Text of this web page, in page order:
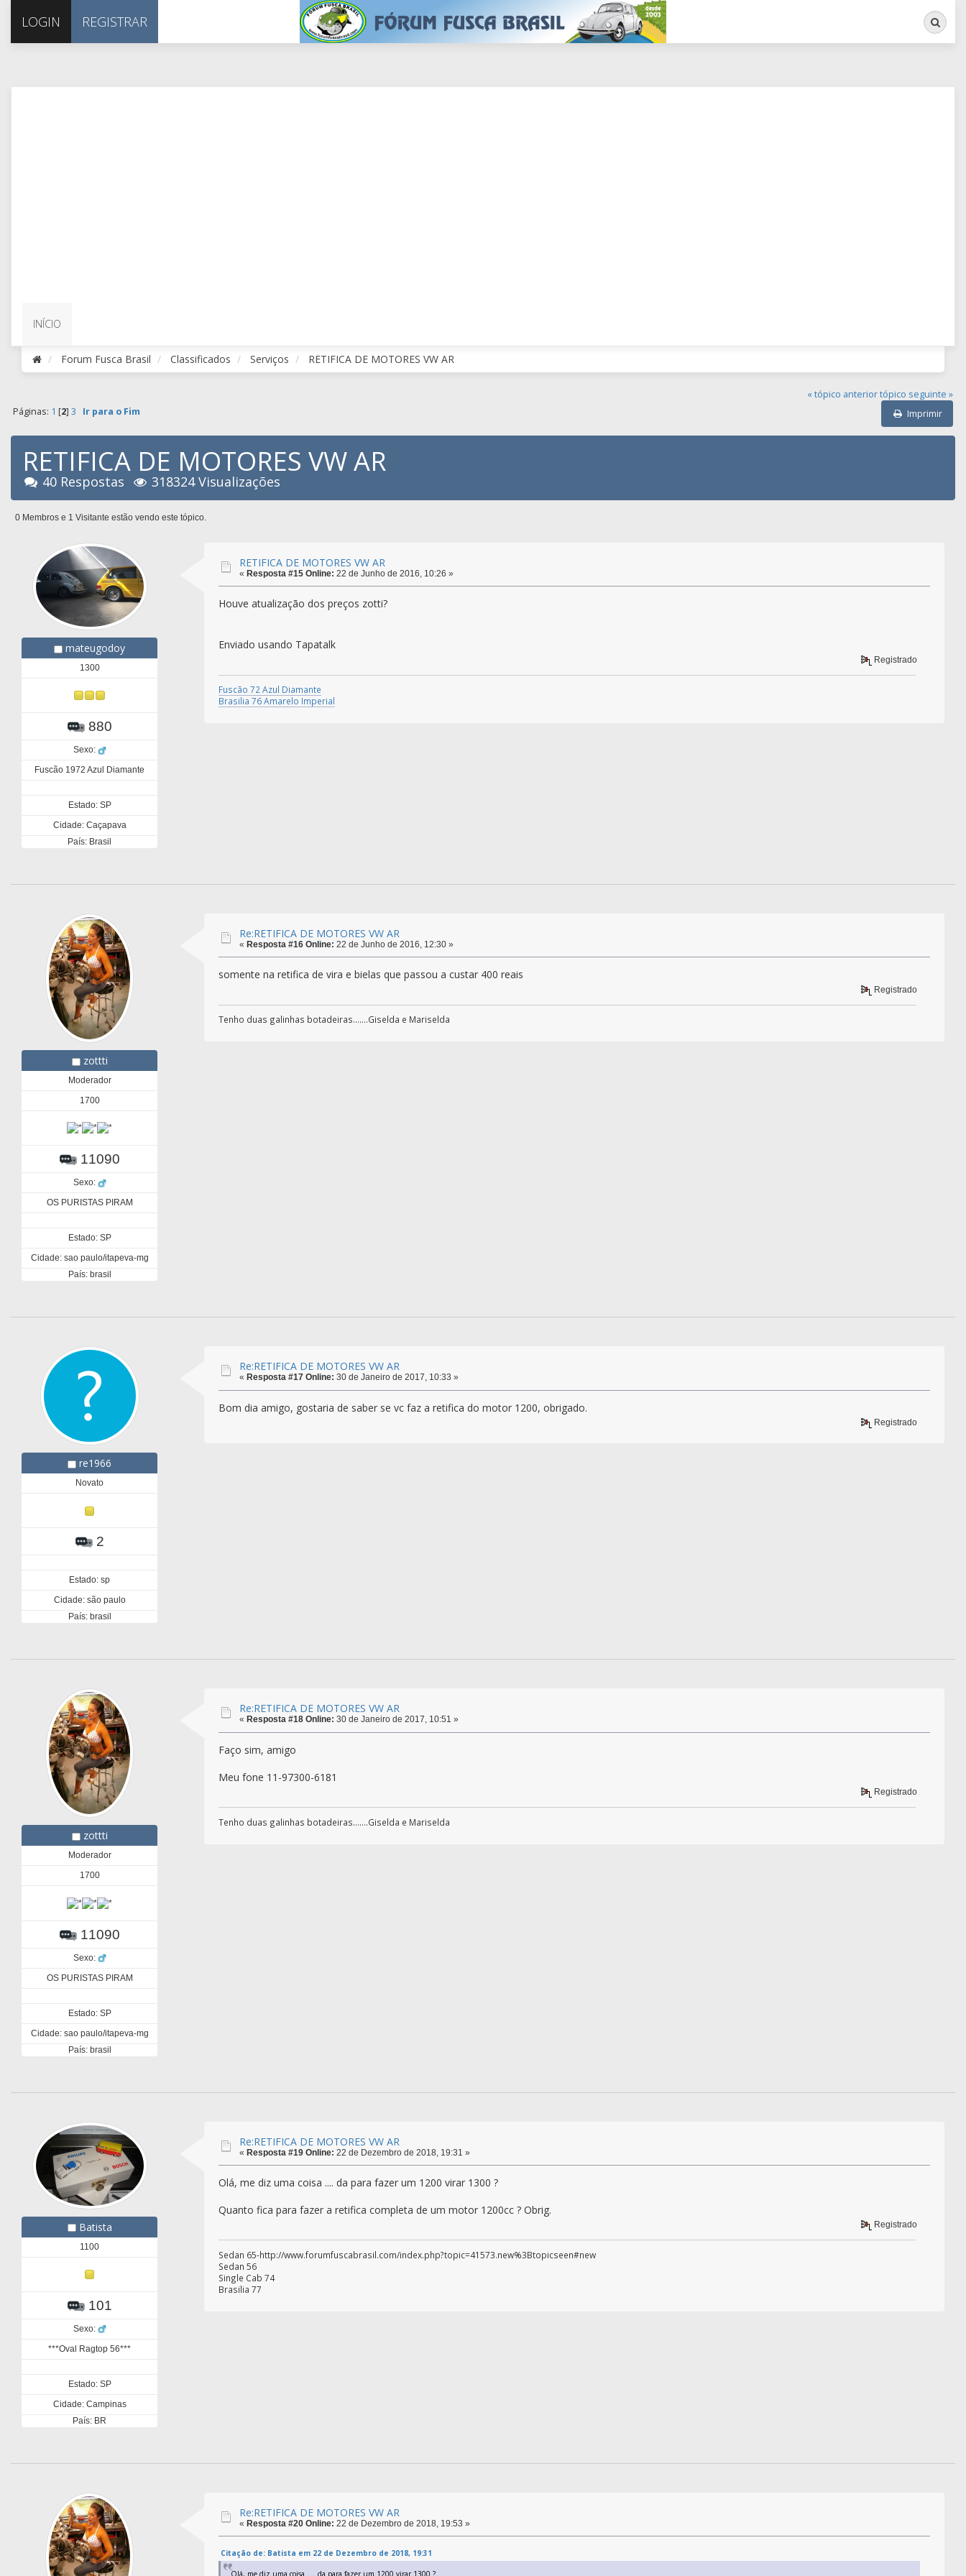
LOGIN REGISTRAR Busca
INÍCIO
Forum Fusca Brasil Classificados Serviços RETIFICA DE MOTORES VW AR
« tópico anterior tópico seguinte »
Imprimir
Páginas: 1 [2] 3 Ir para o Fim
RETIFICA DE MOTORES VW AR
40 Respostas 318324 Visualizações
0 Membros e 1 Visitante estão vendo este tópico.
mateugodoy
1300
880
Sexo:
Fuscão 1972 Azul Diamante
Estado: SP
Cidade: Caçapava
País: Brasil
RETIFICA DE MOTORES VW AR
« Resposta #15 Online: 22 de Junho de 2016, 10:26 »
Houve atualização dos preços zotti?
Enviado usando Tapatalk
Registrado
Fuscão 72 Azul Diamante
Brasilia 76 Amarelo Imperial
zottti
Moderador
1700
11090
Sexo:
OS PURISTAS PIRAM
Estado: SP
Cidade: sao paulo/itapeva-mg
País: brasil
Re:RETIFICA DE MOTORES VW AR
« Resposta #16 Online: 22 de Junho de 2016, 12:30 »
somente na retifica de vira e bielas que passou a custar 400 reais
Registrado
Tenho duas galinhas botadeiras.......Giselda e Mariselda
re1966
Novato
2
Estado: sp
Cidade: são paulo
País: brasil
Re:RETIFICA DE MOTORES VW AR
« Resposta #17 Online: 30 de Janeiro de 2017, 10:33 »
Bom dia amigo, gostaria de saber se vc faz a retifica do motor 1200, obrigado.
Registrado
zottti
Moderador
1700
11090
Sexo:
OS PURISTAS PIRAM
Estado: SP
Cidade: sao paulo/itapeva-mg
País: brasil
Re:RETIFICA DE MOTORES VW AR
« Resposta #18 Online: 30 de Janeiro de 2017, 10:51 »
Faço sim, amigo
Meu fone 11-97300-6181
Registrado
Tenho duas galinhas botadeiras.......Giselda e Mariselda
Batista
1100
101
Sexo:
***Oval Ragtop 56***
Estado: SP
Cidade: Campinas
País: BR
Re:RETIFICA DE MOTORES VW AR
« Resposta #19 Online: 22 de Dezembro de 2018, 19:31 »
Olá, me diz uma coisa .... da para fazer um 1200 virar 1300 ?
Quanto fica para fazer a retifica completa de um motor 1200cc ? Obrig.
Registrado
Sedan 65-http://www.forumfuscabrasil.com/index.php?topic=41573.new%3Btopicseen#new
Sedan 56
Single Cab 74
Brasilia 77
Re:RETIFICA DE MOTORES VW AR
« Resposta #20 Online: 22 de Dezembro de 2018, 19:53 »
Citação de: Batista em 22 de Dezembro de 2018, 19:31
Olá, me diz uma coisa .... da para fazer um 1200 virar 1300 ?